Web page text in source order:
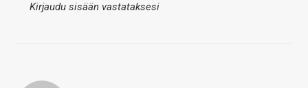
Kirjaudu sisään vastataksesi